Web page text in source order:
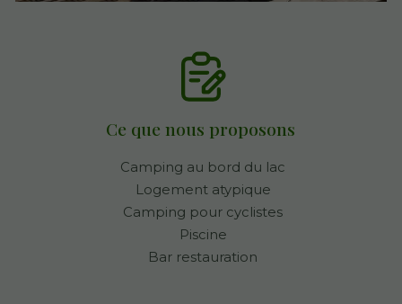
Ce que nous proposons
Camping au bord du lac
Logement atypique
Camping pour cyclistes
Piscine
Bar restauration